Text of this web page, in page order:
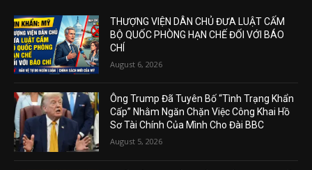
THƯỢNG VIỆN DÂN CHỦ ĐƯA LUẬT CẤM
BỘ QUỐC PHÒNG HẠN CHẾ ĐỐI VỚI BÁO
CHÍ
August 6, 2026
Ông Trump Đã Tuyên Bố “Tình Trạng Khẩn
Cấp” Nhằm Ngăn Chặn Việc Công Khai Hồ
Sơ Tài Chính Của Mình Cho Đài BBC
August 5, 2026